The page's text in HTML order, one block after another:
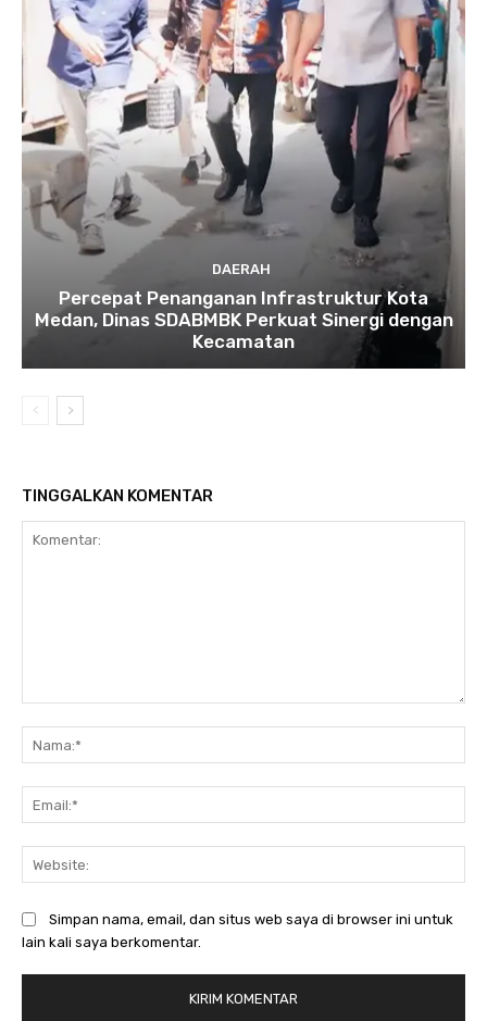
DAERAH
Percepat Penanganan Infrastruktur Kota
Medan, Dinas SDABMBK Perkuat Sinergi dengan
Kecamatan
TINGGALKAN KOMENTAR
Simpan nama, email, dan situs web saya di browser ini untuk
lain kali saya berkomentar.